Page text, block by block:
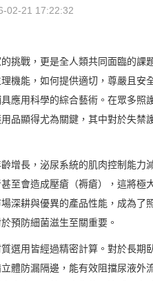
02-21 17:22:32
挑戰，更是全人類共同面臨的
能，如何提供適切，尊嚴且安
應用科學的綜合藝術。在眾多
顯得尤為關鍵，其中對於失
增長，泌尿系統的肌肉控制能
至會造成壓瘡（褥瘡），這將
深耕與優異的產品性能，成為了
預防細菌滋生至關重要。
選用皆經過精密計算。對於長
體防漏隔邊，能有效阻擋尿液外